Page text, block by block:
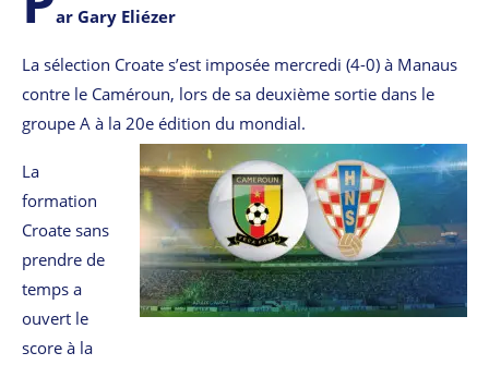
ar Gary Eliézer
La sélection Croate s’est imposée mercredi (4-0) à Manaus
contre le Caméroun, lors de sa deuxième sortie dans le
groupe A à la 20e édition du mondial.
La
formation
Croate sans
prendre de
temps a
ouvert le
score à la